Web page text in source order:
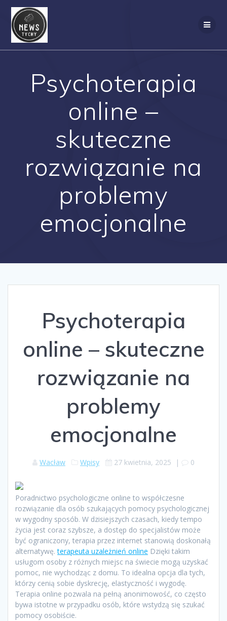
Psychoterapia
online –
skuteczne
rozwiązanie na
problemy
emocjonalne
Psychoterapia
online – skuteczne
rozwiązanie na
problemy
emocjonalne
Wacław Wpisy 27 kwietnia, 2025 | 0
Poradnictwo psychologiczne online to współczesne
rozwiązanie dla osób szukających pomocy psychologicznej
w wygodny sposób. W dzisiejszych czasach, kiedy tempo
życia jest coraz szybsze, a dostęp do specjalistów może
być ograniczony, terapia przez internet stanowią doskonałą
alternatywę.terapeuta uzależnień online Dzięki takim
usługom osoby z różnych miejsc na świecie mogą uzyskać
pomoc, nie wychodząc z domu. To idealna opcja dla tych,
którzy cenią sobie dyskrecję, elastyczność i wygodę.
Terapia online pozwala na pełną anonimowość, co często
bywa istotne w przypadku osób, które wstydzą się szukać
pomocy osobiście.